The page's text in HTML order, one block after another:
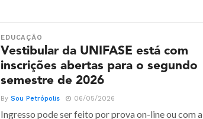
EDUCAÇÃO
Vestibular da UNIFASE está com
inscrições abertas para o segundo
semestre de 2026
BySou Petrópolis 06/05/2026
Ingresso pode ser feito por prova on-line ou com a